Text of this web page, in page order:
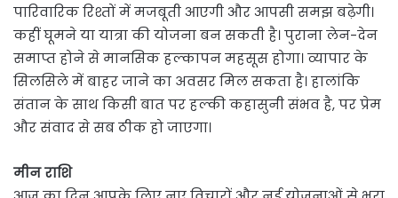
पारिवारिक रिश्तों में मजबूती आएगी और आपसी समझ बढ़ेगी।
कहीं घूमने या यात्रा की योजना बन सकती है। पुराना लेन-देन
समाप्त होने से मानसिक हल्कापन महसूस होगा। व्यापार के
सिलसिले में बाहर जाने का अवसर मिल सकता है। हालांकि
संतान के साथ किसी बात पर हल्की कहासुनी संभव है, पर प्रेम
और संवाद से सब ठीक हो जाएगा।
मीन राशि